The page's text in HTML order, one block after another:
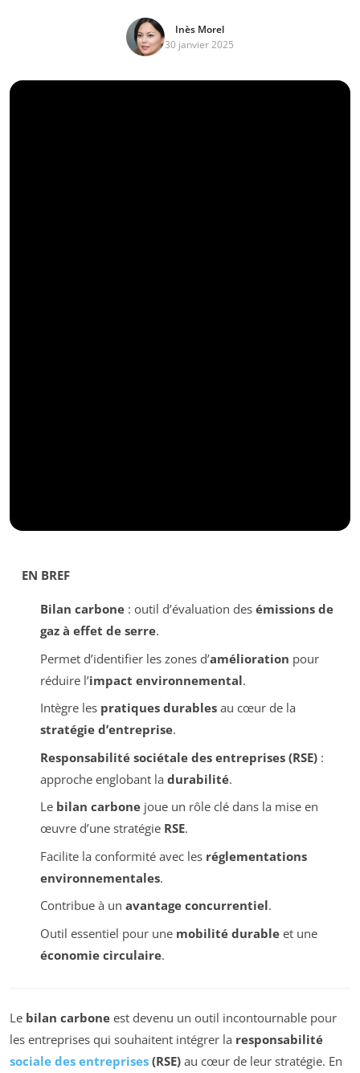
Inès Morel
30 janvier 2025
EN BREF
Bilan carbone: outil d’évaluation des émissions de
gaz à effet de serre.
Permet d’identifier les zones d’amélioration pour
réduire l’impact environnemental.
Intègre les pratiques durablesau cœur de la
stratégie d’entreprise.
Responsabilité sociétale des entreprises (RSE):
approche englobant la durabilité.
Le bilan carbonejoue un rôle clé dans la mise en
œuvre d’une stratégie RSE.
Facilite la conformité avec les réglementations
environnementales.
Contribue à un avantage concurrentiel.
Outil essentiel pour une mobilité durableet une
économie circulaire.
Le bilan carbone est devenu un outil incontournable pour
les entreprises qui souhaitent intégrer la responsabilité
sociale des entreprises (RSE) au cœur de leur stratégie. En